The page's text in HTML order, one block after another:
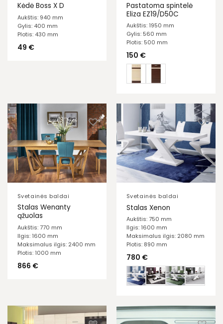
Kėdė Boss X D
Aukštis: 940 mm
Gylis: 400 mm
Plotis: 430 mm
49 €
Pastatoma spintelė
Eliza EZ19/D50C
Aukštis: 1950 mm
Gylis: 560 mm
Plotis: 500 mm
150 €
Svetainės baldai
Stalas Wenanty
ąžuolas
Aukštis: 770 mm
Ilgis: 1600 mm
Maksimalus ilgis: 2400 mm
Plotis: 1000 mm
866 €
Svetainės baldai
Stalas Xenon
Aukštis: 750 mm
Ilgis: 1600 mm
Maksimalus ilgis: 2080 mm
Plotis: 890 mm
780 €